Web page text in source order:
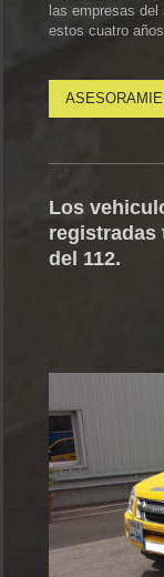
las empresas
estos cuatro
Los
registradas
del 112.